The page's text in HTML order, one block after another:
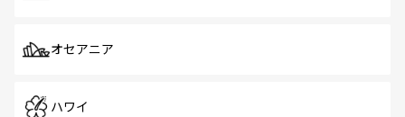
オセアニア
ハワイ